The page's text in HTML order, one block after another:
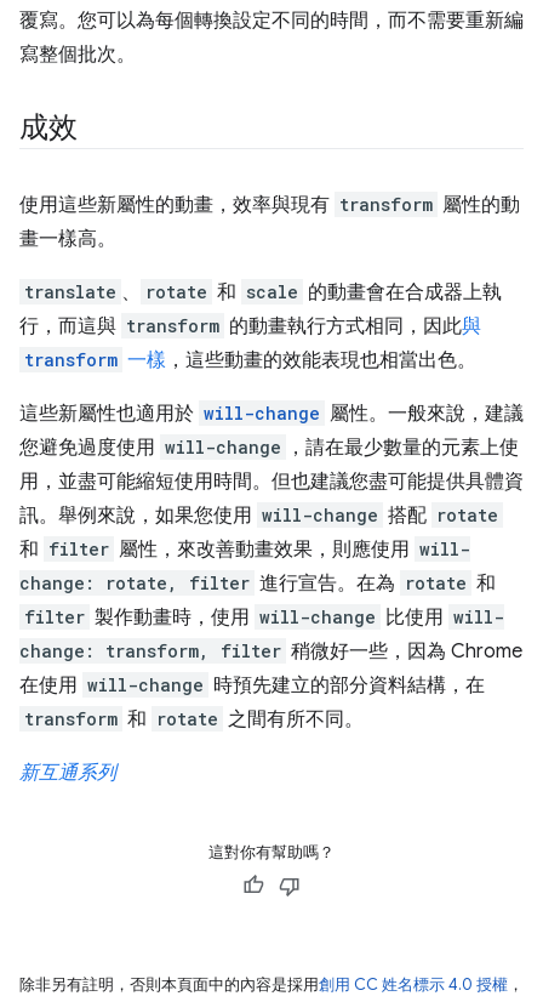
覆寫。您可以為每個轉換設定不同的時間，而不需要重新編
寫整個批次。
成效
使用這些新屬性的動畫，效率與現有 transform 屬性的動
畫一樣高。
translate 、 rotate 和 scale 的動畫會在合成器上執
行，而這與 transform 的動畫執行方式相同，因此與
transform 一樣 ，這些動畫的效能表現也相當出色。
這些新屬性也適用於 will-change 屬性。一般來說，建議
您避免過度使用 will-change
，請在最少數量的元素上使
用，並盡可能縮短使用時間。但也建議您盡可能提供具體資
訊。舉例來說，如果您使用 will-change 搭配 rotate
和 filter 屬性，來改善動畫效果，則應使用 will-
change: rotate, filter 進行宣告。在為 rotate 和
filter 製作動畫時，使用 will-change 比使用 will-
change: transform, filter 稍微好一些，因為 Chrome
在使用 will-change 時預先建立的部分資料結構，在
transform 和 rotate 之間有所不同。
新互通系列
這對你有幫助嗎？
除非另有註明，否則本頁面中的內容是採用創用 CC 姓名標示 4.0 授權 ，